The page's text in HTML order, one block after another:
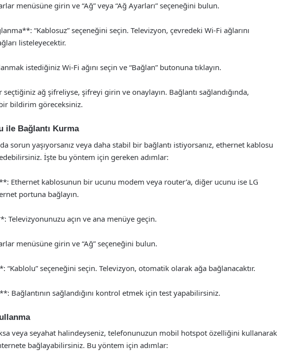
menüsüne girin ve “Ağ” veya “Ağ Ayarları” seçeneğini bulun.
“Kablosuz” seçeneğini seçin. Televizyon, çevredeki Wi-Fi ağlarını
listeleyecektir.
istediğiniz Wi-Fi ağını seçin ve “Bağlan” butonuna tıklayın.
ağ şifreliyse, şifreyi girin ve onaylayın. Bağlantı sağlandığında,
bildirim göreceksiniz.
ile Bağlantı Kurma
sorun yaşıyorsanız veya daha stabil bir bağlantı istiyorsanız, ethernet kablosu
İşte bu yöntem için gereken adımlar:
Ethernet kablosunun bir ucunu modem veya router’a, diğer ucunu ise LG
portuna bağlayın.
Televizyonunuzu açın ve ana menüye geçin.
menüsüne girin ve “Ağ” seçeneğini bulun.
“Kablolu” seçeneğini seçin. Televizyon, otomatik olarak ağa bağlanacaktır.
Bağlantının sağlandığını kontrol etmek için test yapabilirsiniz.
veya seyahat halindeyseniz, telefonunuzun mobil hotspot özelliğini kullanarak
bağlayabilirsiniz. Bu yöntem için adımlar: